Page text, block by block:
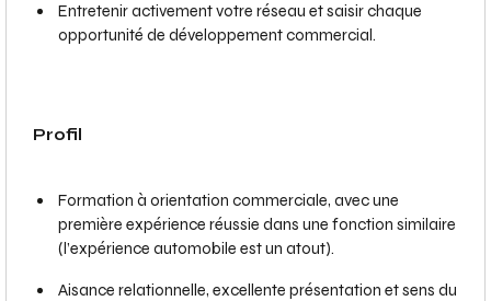
Entretenir activement votre réseau et saisir chaque
opportunité de développement commercial.
Profil
Formation à orientation commerciale, avec une
première expérience réussie dans une fonction similaire
(l’expérience automobile est un atout).
Aisance relationnelle, excellente présentation et sens du